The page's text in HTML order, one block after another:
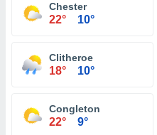
Chester
22° 10°
Clitheroe
18° 10°
Congleton
22° 9°